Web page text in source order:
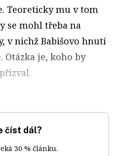
Teoreticky mu v tom
se mohl třeba na
v nichž Babišovo hnutí
Otázka je, koho by
číst dál?
30 % článku.